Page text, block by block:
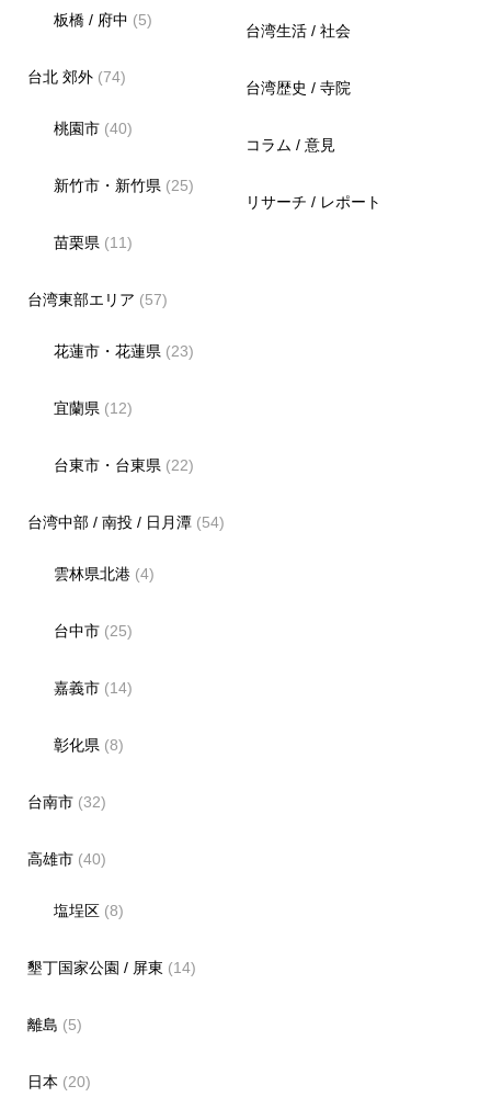
板橋 / 府中 (5)
台北 郊外(74)
桃園市 (40)
新竹市・新竹県 (25)
苗栗県 (11)
台湾東部エリア (57)
花蓮市・花蓮県 (23)
宜蘭県 (12)
台東市・台東県 (22)
台湾中部 / 南投 / 日月潭(54)
雲林県北港 (4)
台中市 (25)
嘉義市 (14)
彰化県 (8)
台南市(32)
高雄市(40)
塩埕区 (8)
墾丁国家公園 / 屏東 (14)
離島 (5)
日本 (20)
台湾生活 / 社会
台湾歴史 / 寺院
コラム / 意見
リサーチ / レポート